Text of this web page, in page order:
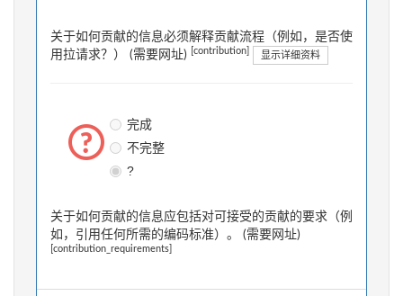
关于如何贡献的信息必须解释贡献流程（例如，是否使
用拉请求？） (需要网址)
[contribution] 显示详细资料
完成
不完整
?
关于如何贡献的信息应包括对可接受的贡献的要求（例
如，引用任何所需的编码标准）。 (需要网址)
[contribution_requirements]